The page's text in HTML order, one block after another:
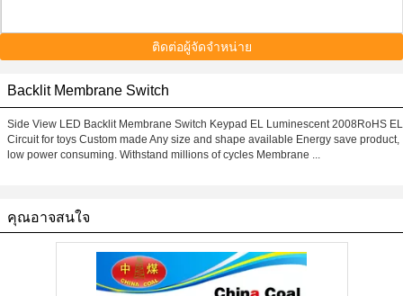
ติดต่อผู้จัดจำหน่าย
Backlit Membrane Switch
Side View LED Backlit Membrane Switch Keypad EL Luminescent 2008RoHS EL
Circuit for toys Custom made Any size and shape available Energy save product,
low power consuming. Withstand millions of cycles Membrane ...
คุณอาจสนใจ